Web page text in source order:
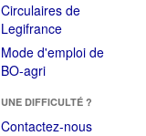
Circulaires de
Legifrance(Ouvrir
dans
une
fenêtre)
Mode d'emploi de
BO-agri(Ouvrir
une
nouvelle
UNE DIFFICULTÉ ?
Contactez-nous